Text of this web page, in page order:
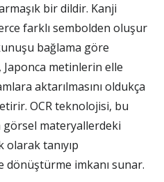
bir dildir. Kanji
farklı sembolden oluşur
bağlama göre
Japonca metinlerin elle
aktarılmasını oldukça
OCR teknolojisi, bu
görsel materyallerdeki
tanıyıp
imkanı sunar.